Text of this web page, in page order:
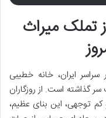
تملک میراث
ایران، خانه خطیبی
گذاشته است. از روزگاران
کم توجهی، این بنای عظیم،